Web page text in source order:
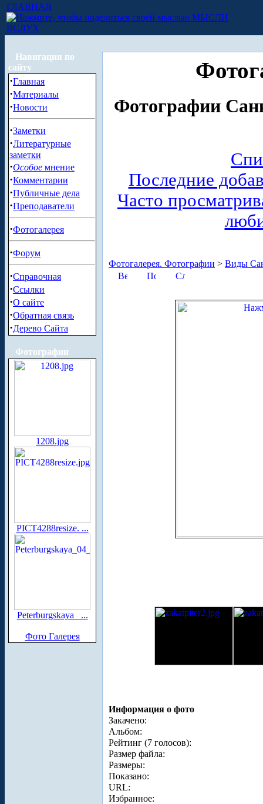
ГЛАВНАЯ
МЫСЛИ
ВСЛУХ
Навигация по
сайту
·Главная
·Материалы
·Новости
·Заметки
·Литературные
заметки
·Особое мнение
·Комментарии
·Публичные дела
·Преподаватели
·Фотогалерея
·Форум
·Справочная
·Ссылки
·О сайте
·Обратная связь
·Дерево Сайта
Фотографии
1208.jpg
PICT4288resize. ...
Peterburgskaya_ ...
Фото Галерея
Фотографии
Последние
Часто
Фотогалерея. Фотографии > Виды
Информация о фото
Закачено:
Альбом:
Рейтинг (7 голосов):
Размер файла:
Размеры:
Показано:
URL:
Избранное: